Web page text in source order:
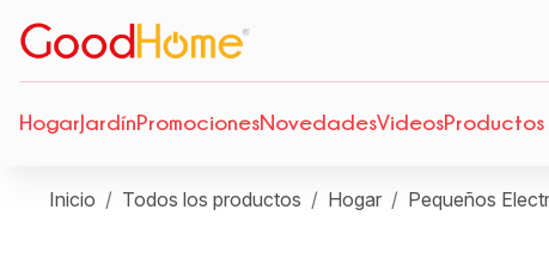
HogarJardínPromocionesNovedadesVideos
Inicio Todos los productos Hogar Pequeños